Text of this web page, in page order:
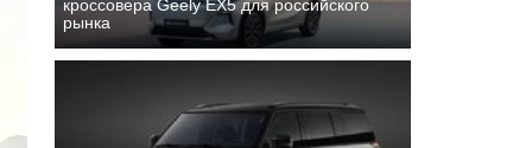
кроссовера Geely EX5 для российского
рынка